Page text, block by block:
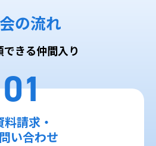
の流れ
きる仲間入り
01
料請求・
い合わせ